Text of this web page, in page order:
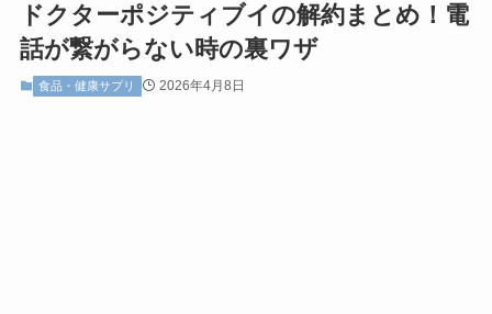
ドクターポジティブイの解約まとめ！電
話が繋がらない時の裏ワザ
食品・健康サプリ 2026年4月8日